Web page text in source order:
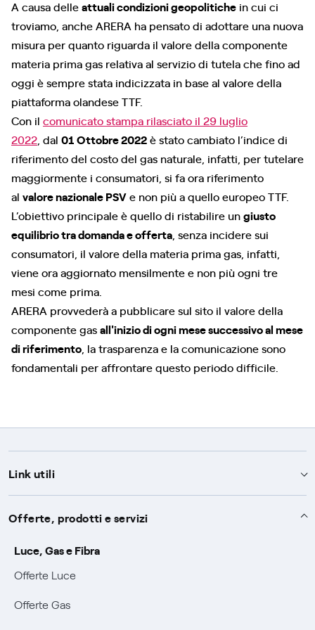
A causa delleattuali condizioni geopolitiche in cui ci
troviamo, anche ARERA ha pensato di adottare una nuova
misura per quanto riguarda il valore della componente
materia prima gas relativa al servizio di tutela che fino ad
oggi è sempre stata indicizzata in base al valore della
piattaforma olandese TTF.
Con il comunicato stampa rilasciato il 29 luglio
2022 , dal 01 Ottobre 2022è stato cambiato l’indice di
riferimento del costo del gas naturale, infatti, per tutelare
maggiormente i consumatori, si fa ora riferimento
al valore nazionale PSVe non più a quello europeo TTF.
L’obiettivo principale è quello di ristabilire ungiusto
equilibrio tra domanda e offerta , senza incidere sui
consumatori, il valore della materia prima gas, infatti,
viene ora aggiornato mensilmente e non più ogni tre
mesi come prima.
ARERA provvederà a pubblicare sul sito il valore della
componente gasall'inizio di ogni mese successivo al mese
di riferimento , la trasparenza e la comunicazione sono
fondamentali per affrontare questo periodo difficile.
Link utili
Assistenza
Avvisi
SOS luce e gas
Conciliazioni e risoluzione delle controversie
Servizi
Servizio di salvaguardia
Servizio default di distribuzione
Collabora con noi
Sponsorizzazioni
Modulistica e reclami
Offerte, prodotti e servizi
Luce, Gas e Fibra
Offerte Luce
Offerte Gas